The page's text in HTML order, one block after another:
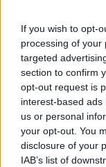
If you wish to opt-
processing of your
targeted
section to confirm
opt-out request is
interest-based
us or personal
your opt-out. You
disclosure of your
IAB’s list of
Μουσική|
Μηνύματα
«Αντίο,
Ο
κόσμος
τραγουδίστρια